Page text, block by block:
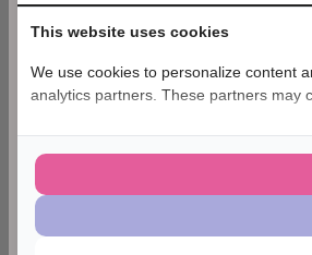
This website uses cookies
We use cookies to personalize content
analytics partners. These partners may